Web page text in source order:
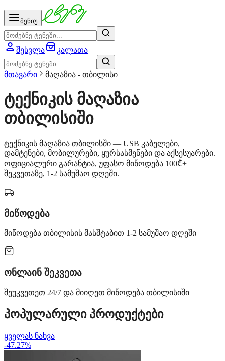
მენიუ
შესვლა კალათა
მთავარი მაღაზია - თბილისი
ტექნიკის მაღაზია
თბილისიში
ტექნიკის მაღაზია თბილისში — USB კაბელები,
დამტენები, მობილურები, ყურსასმენები და აქსესუარები.
ოფიციალური გარანტია, უფასო მიწოდება 100₾+
შეკვეთაზე, 1-2 სამუშაო დღეში.
მიწოდება
მიწოდება თბილისის მასშტაბით 1-2 სამუშაო დღეში
ონლაინ შეკვეთა
შეუკვეთეთ 24/7 და მიიღეთ მიწოდება თბილისიში
პოპულარული პროდუქტები
ყველას ნახვა
-47.27%